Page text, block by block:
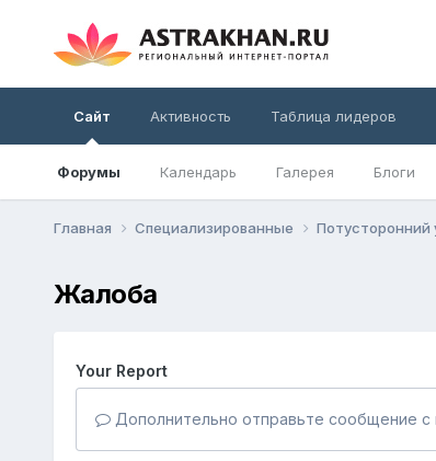
Сайт
Форумы Календарь Галерея Блоги
Активность Таблица лидеров
Главная Специализированные Потусторонний
Жалоба
Your Report
Дополнительно отправьте сообщение с